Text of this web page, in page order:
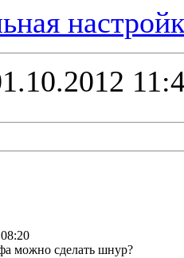
можно сделать шнур?